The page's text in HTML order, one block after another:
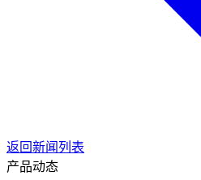
返回新闻列表
产品动态